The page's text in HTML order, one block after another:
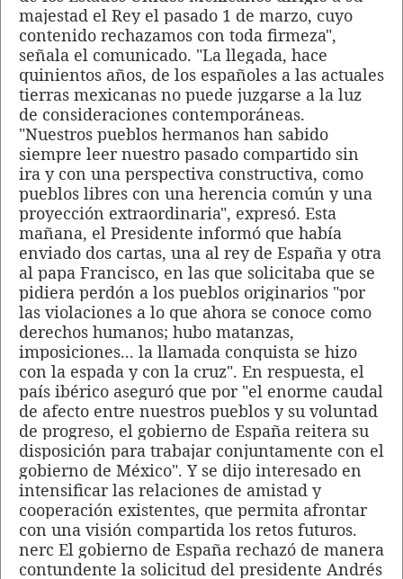
majestad el Rey el pasado 1 de marzo, cuyo
contenido rechazamos con toda firmeza",
señala el comunicado. "La llegada, hace
quinientos años, de los españoles a las actuales
tierras mexicanas no puede juzgarse a la luz
de consideraciones contemporáneas.
"Nuestros pueblos hermanos han sabido
siempre leer nuestro pasado compartido sin
ira y con una perspectiva constructiva, como
pueblos libres con una herencia común y una
proyección extraordinaria", expresó. Esta
mañana, el Presidente informó que había
enviado dos cartas, una al rey de España y otra
al papa Francisco, en las que solicitaba que se
pidiera perdón a los pueblos originarios "por
las violaciones a lo que ahora se conoce como
derechos humanos; hubo matanzas,
imposiciones... la llamada conquista se hizo
con la espada y con la cruz". En respuesta, el
país ibérico aseguró que por "el enorme caudal
de afecto entre nuestros pueblos y su voluntad
de progreso, el gobierno de España reitera su
disposición para trabajar conjuntamente con el
gobierno de México". Y se dijo interesado en
intensificar las relaciones de amistad y
cooperación existentes, que permita afrontar
con una visión compartida los retos futuros.
nerc El gobierno de España rechazó de manera
contundente la solicitud del presidente Andrés